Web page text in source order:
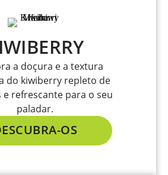
a doçura e a textura
do kiwiberry repleto de
refrescante para o seu
paladar.
OS